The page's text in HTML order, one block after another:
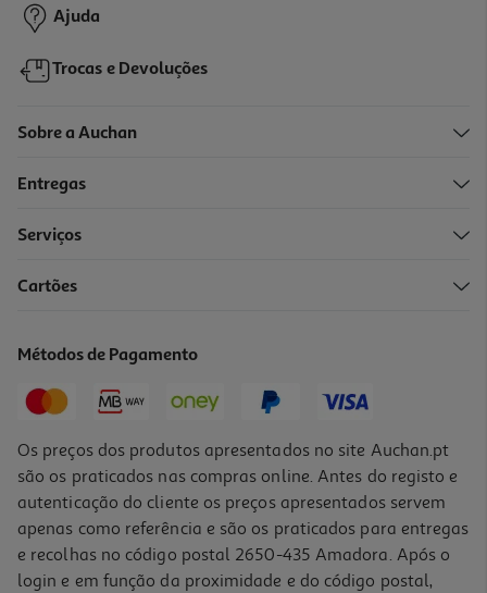
-23%
Ajuda
Trocas e Devoluções
Sobre a Auchan
Entregas
Serviços
Cartões
Métodos de Pagamento
Os preços dos produtos apresentados no site Auchan.pt
são os praticados nas compras online. Antes do registo e
autenticação do cliente os preços apresentados servem
apenas como referência e são os praticados para entregas
e recolhas no código postal 2650-435 Amadora. Após o
login e em função da proximidade e do código postal,